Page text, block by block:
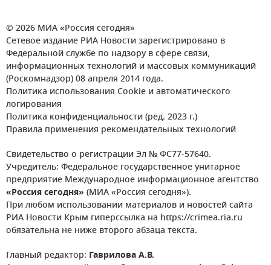
© 2026 МИА «Россия сегодня»
Сетевое издание РИА Новости зарегистрировано в
Федеральной службе по надзору в сфере связи,
информационных технологий и массовых коммуникаций
(Роскомнадзор) 08 апреля 2014 года.
Политика использования Cookie и автоматического
логирования
Политика конфиденциальности (ред. 2023 г.)
Правила применения рекомендательных технологий
Свидетельство о регистрации Эл № ФС77-57640.
Учредитель: Федеральное государственное унитарное
предприятие Международное информационное агентство
«Россия сегодня» (МИА «Россия сегодня»).
При любом использовании материалов и новостей сайта
РИА Новости Крым гиперссылка на https://crimea.ria.ru
обязательна не ниже второго абзаца текста.
Главный редактор: Гаврилова А.В.